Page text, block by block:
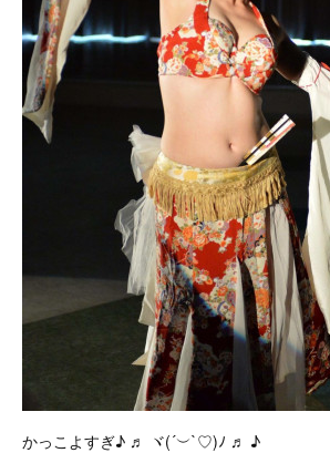
かっこよすぎ♪ ♬ ヾ(´︶`♡)ﾉ ♬ ♪